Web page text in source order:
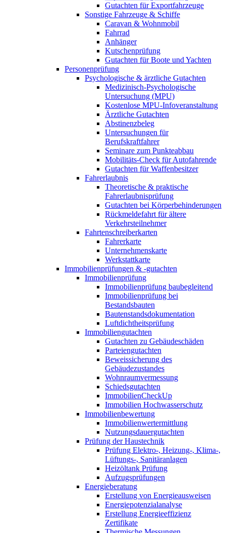
Gutachten für Exportfahrzeuge
Sonstige Fahrzeuge & Schiffe
Caravan & Wohnmobil
Fahrrad
Anhänger
Kutschenprüfung
Gutachten für Boote und Yachten
Personenprüfung
Psychologische & ärztliche Gutachten
Medizinisch-Psychologische
Untersuchung (MPU)
Kostenlose MPU-Infoveranstaltung
Ärztliche Gutachten
Abstinenzbeleg
Untersuchungen für
Berufskraftfahrer
Seminare zum Punkteabbau
Mobilitäts-Check für Autofahrende
Gutachten für Waffenbesitzer
Fahrerlaubnis
Theoretische & praktische
Fahrerlaubnisprüfung
Gutachten bei Körperbehinderungen
Rückmeldefahrt für ältere
Verkehrsteilnehmer
Fahrtenschreiberkarten
Fahrerkarte
Unternehmenskarte
Werkstattkarte
Immobilienprüfungen & -gutachten
Immobilienprüfung
Immobilienprüfung baubegleitend
Immobilienprüfung bei
Bestandsbauten
Bautenstandsdokumentation
Luftdichtheitsprüfung
Immobiliengutachten
Gutachten zu Gebäudeschäden
Parteiengutachten
Beweissicherung des
Gebäudezustandes
Wohnraumvermessung
Schiedsgutachten
ImmobilienCheckUp
Immobilien Hochwasserschutz
Immobilienbewertung
Immobilienwertermittlung
Nutzungsdauergutachten
Prüfung der Haustechnik
Prüfung Elektro-, Heizung-, Klima-,
Lüftungs-, Sanitäranlagen
Heizöltank Prüfung
Aufzugsprüfungen
Energieberatung
Erstellung von Energieausweisen
Energiepotenzialanalyse
Erstellung Energieeffizienz
Zertifikate